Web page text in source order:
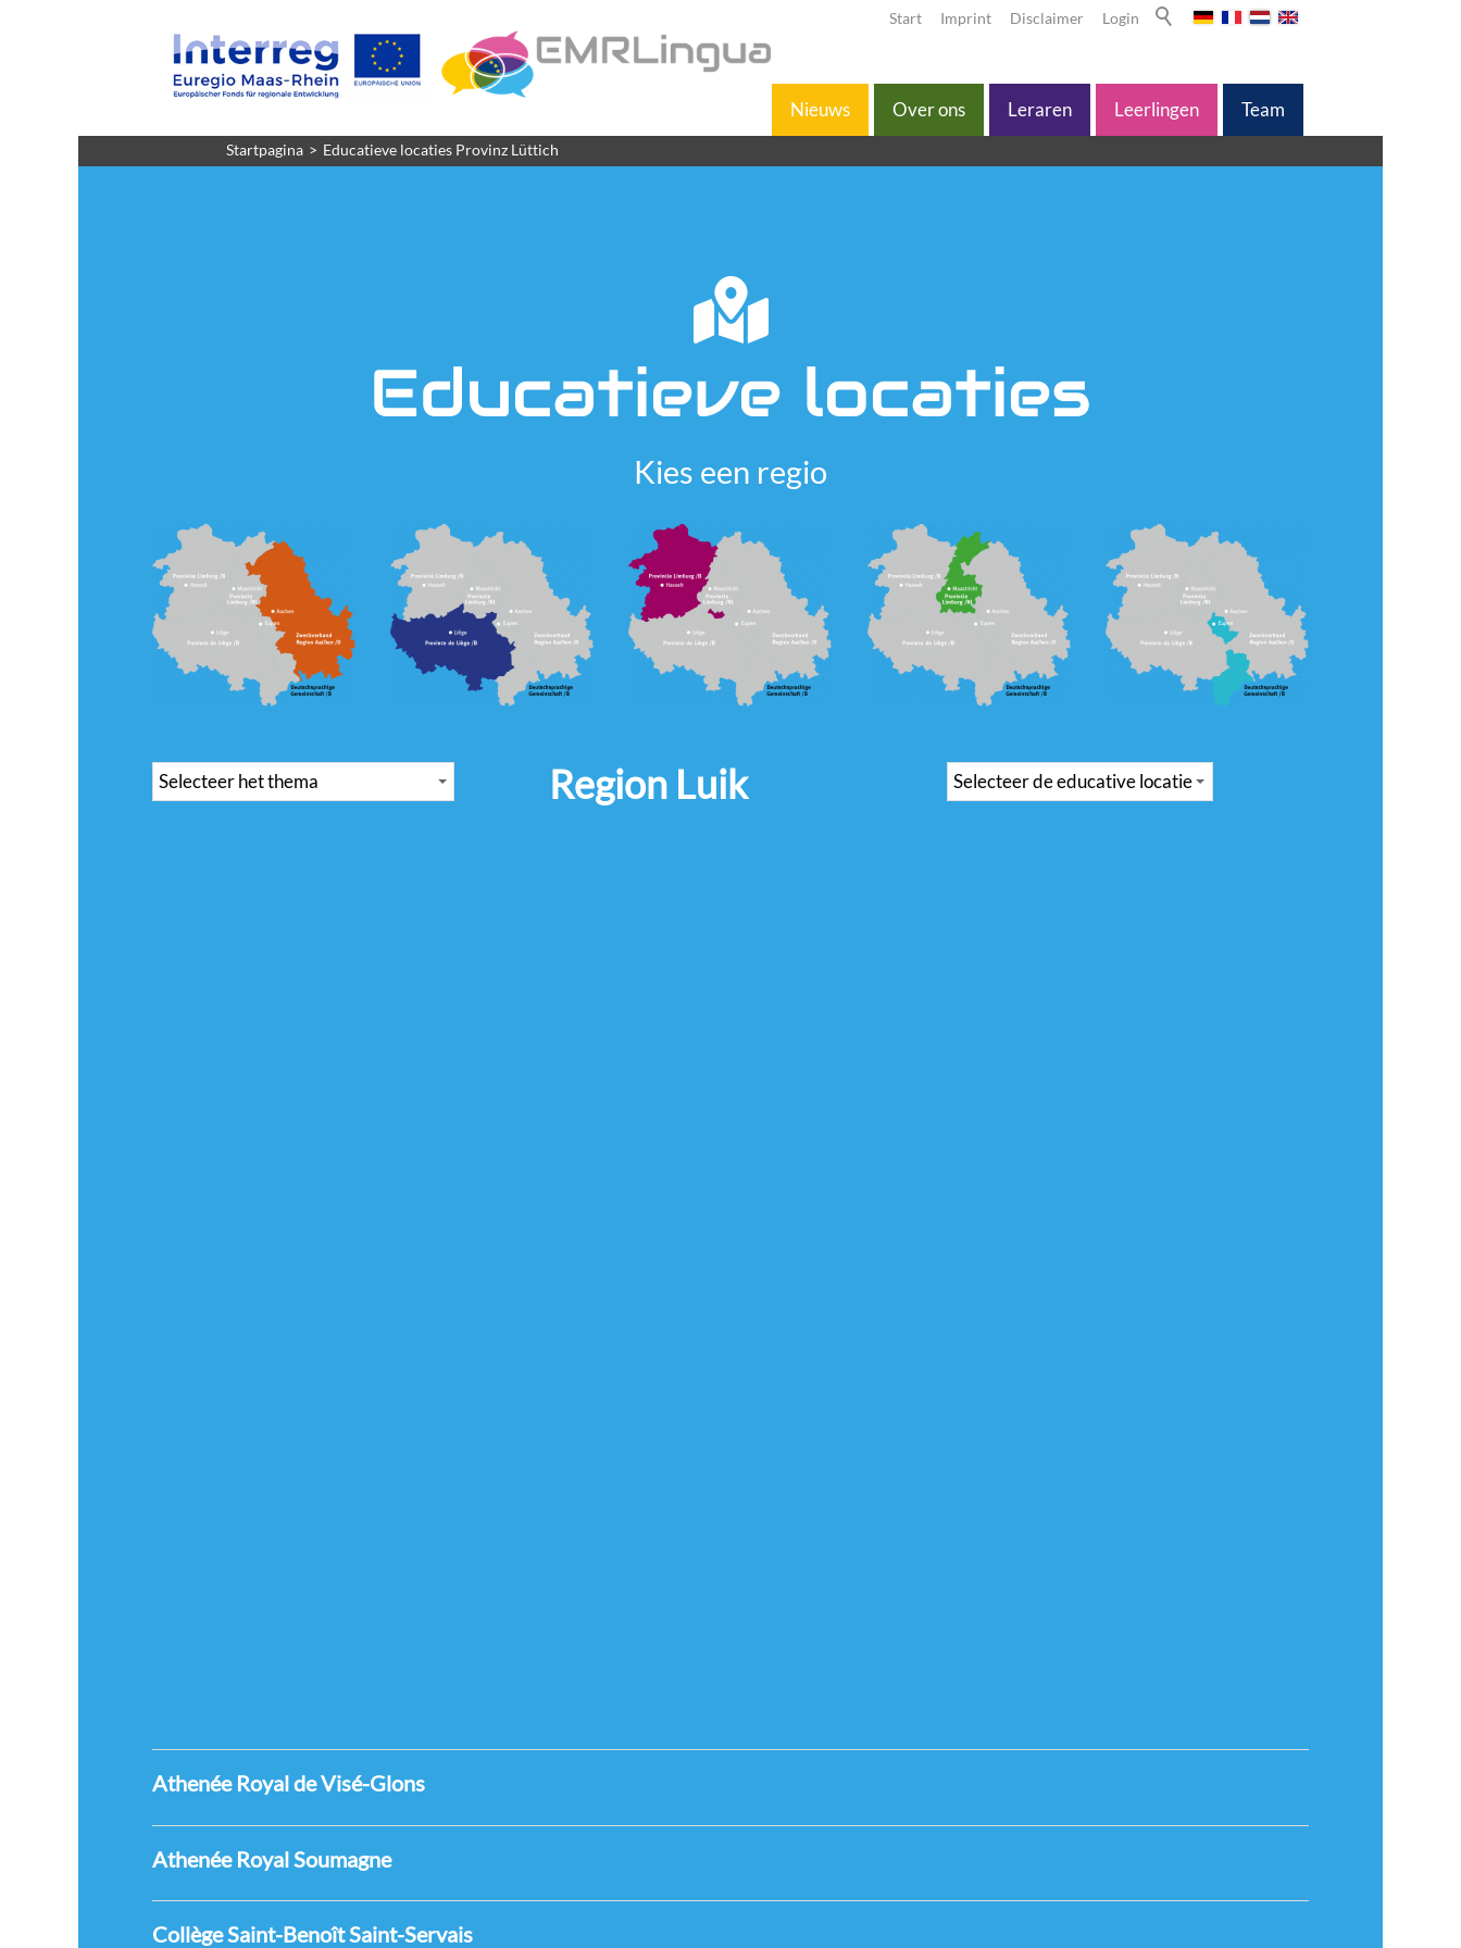
Login
Disclaimer
Imprint
Start
Nieuws Over ons Leraren Leerlingen Team
Startpagina Educatieve locaties Provinz Lüttich
Educatieve locaties
Kies een regio
Region Luik
Athenée Royal de Visé-Glons
Athenée Royal Soumagne
Collège Saint-Benoît Saint-Servais